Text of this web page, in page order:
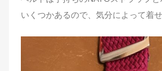
いくつかあるので、気分によって着せ